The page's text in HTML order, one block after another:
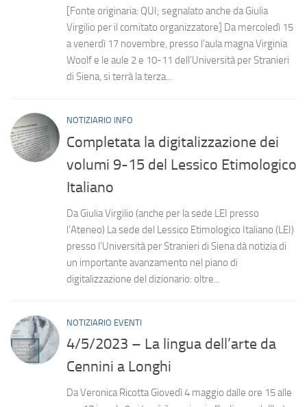
[Fonte originaria: QUI; segnalato anche da Giulia
Virgilio per il comitato organizzatore] Da mercoledì 15
a venerdì 17 novembre, presso l’aula magna Virginia
Woolf e le aule 2 e 10-11 dell’Università per Stranieri
di Siena, si terrà la terza...
NOTIZIARIO INFO
Completata la digitalizzazione dei
volumi 9-15 del Lessico Etimologico
Italiano
Da Giulia Virgilio (anche per la sede LEI presso
l’Ateneo) La sede del Lessico Etimologico Italiano (LEI)
presso l’Università per Stranieri di Siena dà notizia di
un importante avanzamento nel piano di
digitalizzazione del dizionario: oltre...
NOTIZIARIO EVENTI
4/5/2023 – La lingua dell’arte da
Cennini a Longhi
Da Veronica Ricotta Giovedì 4 maggio dalle ore 15 alle